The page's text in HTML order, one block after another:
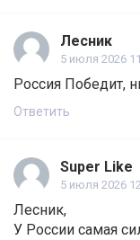
Лесник
5 июля 2026
Россия Победит,
Ответить
Super Like
5 июля 2026
Лесник,
У России самая